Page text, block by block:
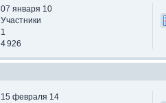
07 января 10
Участники
1
4 926
15 февраля 14